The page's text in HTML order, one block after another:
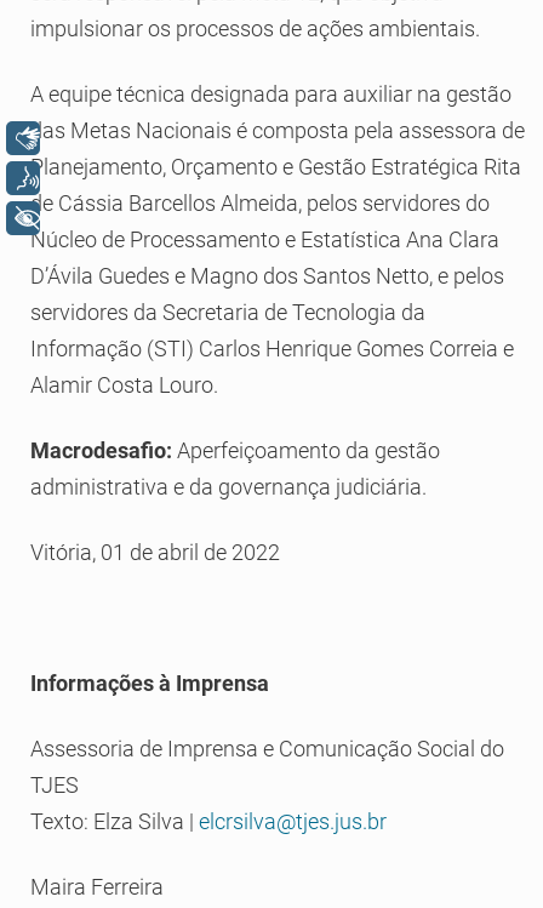
impulsionar os processos de ações ambientais.
A equipe técnica designada para auxiliar na gestão
das Metas Nacionais é composta pela assessora de
Planejamento, Orçamento e Gestão Estratégica Rita
de Cássia Barcellos Almeida, pelos servidores do
Núcleo de Processamento e Estatística Ana Clara
D’Ávila Guedes e Magno dos Santos Netto, e pelos
servidores da Secretaria de Tecnologia da
Informação (STI) Carlos Henrique Gomes Correia e
Alamir Costa Louro.
Macrodesafio: Aperfeiçoamento da gestão
administrativa e da governança judiciária.
Vitória, 01 de abril de 2022
Informações à Imprensa
Assessoria de Imprensa e Comunicação Social do
TJES
Texto: Elza Silva | elcrsilva@tjes.jus.br
Maira Ferreira
Libras
Voz
+ Acessibilidade